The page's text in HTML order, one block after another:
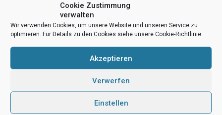
Cookie Zustimmung
verwalten
Wir verwenden Cookies, um unsere Website und unseren Service zu
optimieren. Für Details zu den Cookies siehe unsere Cookie-Richtlinie.
Akzeptieren
Verwerfen
Einstellen
teilen